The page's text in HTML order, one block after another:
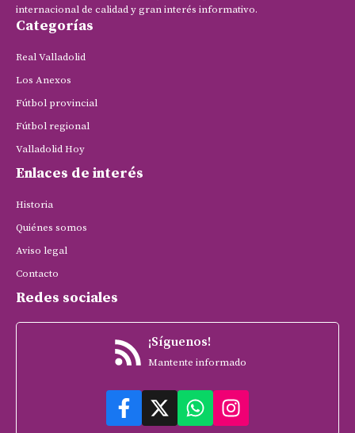
internacional de calidad y gran interés informativo.
Categorías
Real Valladolid
Los Anexos
Fútbol provincial
Fútbol regional
Valladolid Hoy
Enlaces de interés
Historia
Quiénes somos
Aviso legal
Contacto
Redes sociales
¡Síguenos!
Mantente informado